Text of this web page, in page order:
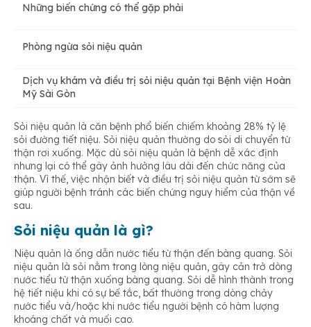
Những biến chứng có thể gặp phải
Phòng ngừa sỏi niệu quản
Dịch vụ khám và điều trị sỏi niệu quản tại Bệnh viện Hoàn
Mỹ Sài Gòn
Sỏi niệu quản là căn bệnh phổ biến chiếm khoảng 28% tỷ lệ
sỏi đường tiết niệu. Sỏi niệu quản thường do sỏi di chuyển từ
thận rơi xuống. Mặc dù sỏi niệu quản là bệnh dễ xác định
nhưng lại có thể gây ảnh hưởng lâu dài đến chức năng của
thận. Vì thế, việc nhận biết và điều trị sỏi niệu quản từ sớm sẽ
giúp người bệnh tránh các biến chứng nguy hiểm của thận về
sau.
Sỏi niệu quản là gì?
Niệu quản là ống dẫn nước tiểu từ thận đến bàng quang. Sỏi
niệu quản là sỏi nằm trong lòng niệu quản, gây cản trở dòng
nước tiểu từ thận xuống bàng quang. Sỏi dễ hình thành trong
hệ tiết niệu khi có sự bế tắc, bất thường trong dòng chảy
nước tiểu và/hoặc khi nước tiểu người bệnh có hàm lượng
khoáng chất và muối cao.